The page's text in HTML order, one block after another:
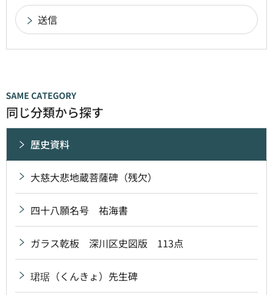
同じ分類から探す
歴史資料
大慈大悲地蔵菩薩碑（残欠）
四十八願名号 祐海書
ガラス乾板 深川区史図版 113点
珺琚（くんきょ）先生碑